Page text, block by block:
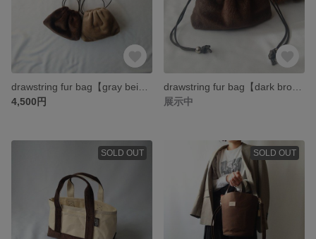
4,500円
展示中
SOLD OUT SOLD OUT